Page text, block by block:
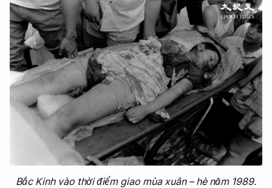
Bắc Kinh vào thời điểm giao mùa xuân – hè năm 1989.